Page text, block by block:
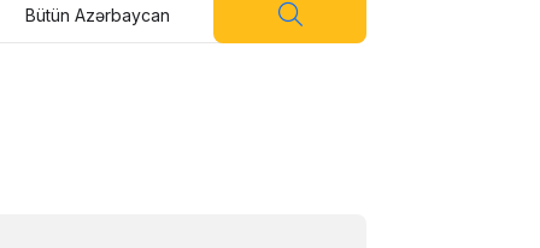
Bütün Azərbaycan